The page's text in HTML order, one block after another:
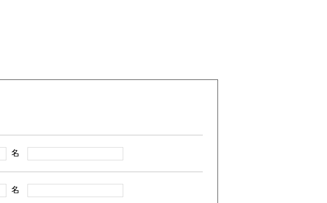
名
名